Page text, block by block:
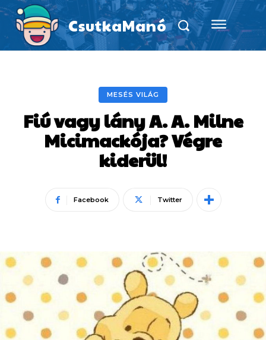
CsutkaManó
MESÉS VILÁG
Fiú vagy lány A. A. Milne
Micimackója? Végre
kiderül!
Facebook Twitter